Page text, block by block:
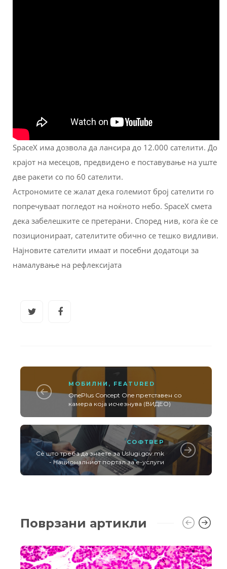
SpaceX има дозвола да лансира до 12.000 сателити. До
крајот на месецов, предвидено е поставување на уште
две ракети со по 60 сателити.
Астрономите се жалат дека големиот број сателити го
попречуваат погледот на ноќното небо. SpaceX смета
дека забелешките се претерани. Според нив, кога ќе се
позиционираат, сателитите обично се тешко видливи.
Најновите сателити имаат и посебни додатоци за
намалување на рефлексијата
МОБИЛНИ , FEATURED
OnePlus Concept One претставен со
камера која исчезнува (ВИДЕО)
СОФТВЕР
Сѐ што треба да знаете за Uslugi.gov.mk
- Националниот портал за е-услуги
Поврзани артикли